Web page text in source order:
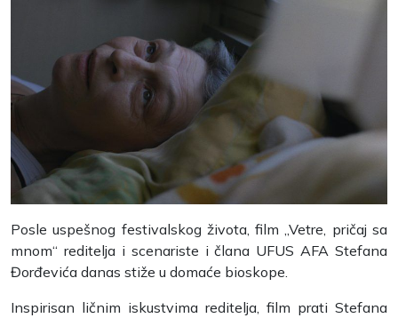
Posle uspešnog festivalskog života, film „Vetre, pričaj sa
mnom“ reditelja i scenariste i člana UFUS AFA Stefana
Đorđevića danas stiže u domaće bioskope.
Inspirisan ličnim iskustvima reditelja, film prati Stefana